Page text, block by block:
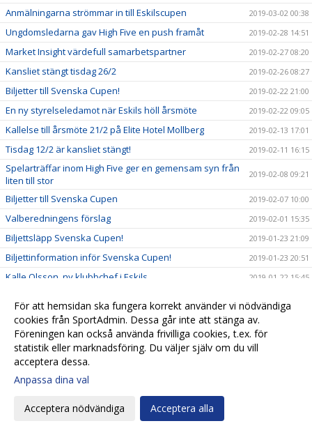
Anmälningarna strömmar in till Eskilscupen 2019-03-02 00:38
Ungdomsledarna gav High Five en push framåt 2019-02-28 14:51
Market Insight värdefull samarbetspartner 2019-02-27 08:20
Kansliet stängt tisdag 26/2 2019-02-26 08:27
Biljetter till Svenska Cupen! 2019-02-22 21:00
En ny styrelseledamot när Eskils höll årsmöte 2019-02-22 09:05
Kallelse till årsmöte 21/2 på Elite Hotel Mollberg 2019-02-13 17:01
Tisdag 12/2 är kansliet stängt! 2019-02-11 16:15
Spelarträffar inom High Five ger en gemensam syn från
liten till stor
2019-02-08 09:21
Biljetter till Svenska Cupen 2019-02-07 10:00
Valberedningens förslag 2019-02-01 15:35
Biljettsläpp Svenska Cupen! 2019-01-23 21:09
Biljettinformation inför Svenska Cupen! 2019-01-23 20:51
Kalle Olsson, ny klubbchef i Eskils 2019-01-22 15:45
Eskils ungdomsläger 2019! 2019-01-21 12:30
Startskottet för High Five 2019-01-20 19:53
Eskils lånar målvakt från MFF
Ett liv i Eskilsminne IF:s tjänst
Anmälningarna fortsätter strömma in till Eskilscupen!
Årsplanering Eskilsminne IF
För att hemsidan ska fungera korrekt använder vi nödvändiga
cookies från SportAdmin. Dessa går inte att stänga av.
Föreningen kan också använda frivilliga cookies, t.ex. för
statistik eller marknadsföring. Du väljer själv om du vill
acceptera dessa.
Anpassa dina val
Acceptera nödvändiga Acceptera alla